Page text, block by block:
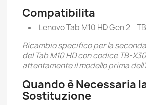
Compatibilita
Lenovo Tab M10 HD Gen 2 -
Ricambio specifico per la
del Tab M10 HD con codice TB-
attentamente il modello prima
Quando è Necessaria
Sostituzione